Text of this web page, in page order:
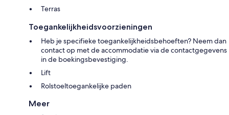
Terras
Toegankelijkheidsvoorzieningen
Heb je specifieke toegankelijkheidsbehoeften? Neem dan
contact op met de accommodatie via de contactgegevens
in de boekingsbevestiging.
Lift
Rolstoeltoegankelijke paden
Meer